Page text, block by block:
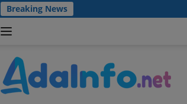
Breaking News